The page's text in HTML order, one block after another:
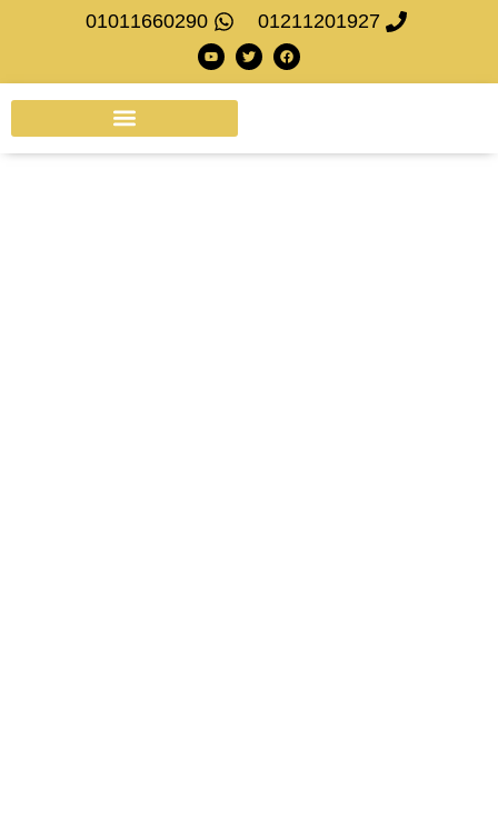
01211201927
01011660290